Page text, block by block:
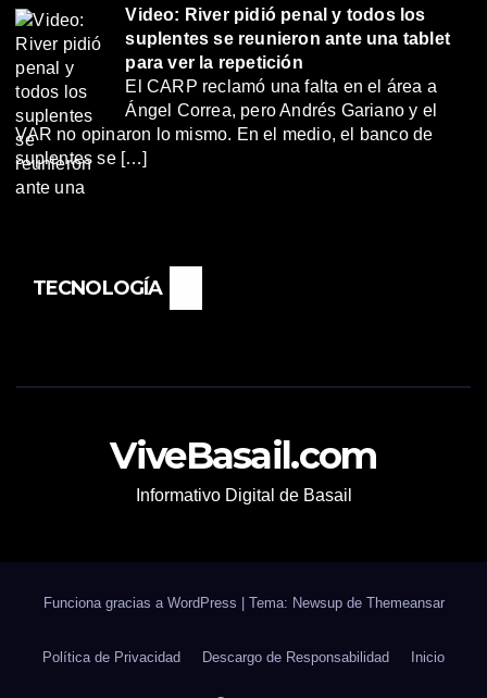
Video: River pidió penal y todos los
suplentes se reunieron ante una tablet
para ver la repetición
El CARP reclamó una falta en el área a
Ángel Correa, pero Andrés Gariano y el
VAR no opinaron lo mismo. En el medio, el banco de
suplentes se […]
TECNOLOGÍA
ViveBasail.com
Informativo Digital de Basail
Funciona gracias a WordPress Tema: Newsup de Themeansar
Política de Privacidad Descargo de Responsabilidad Inicio